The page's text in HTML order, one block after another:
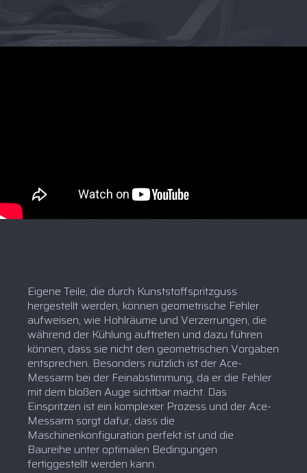
Eigene Teile, die durch Kunststoffspritzguss
hergestellt werden, können geometrische Fehler
aufweisen, wie Hohlräume und Verzerrungen, die
während der Kühlung auftreten und dazu führen
können, dass sie nicht den geometrischen Vorgaben
entsprechen. Besonders nützlich ist der Ace-
Messarm bei der Feinabstimmung, da er die Fehler
mit dem bloßen Auge sichtbar macht. Das
Einspritzen ist ein komplexer Prozess und der Ace-
Messarm sorgt dafür, dass die
Maschinenkonfiguration perfekt ist und die
Baureihe unter optimalen Bedingungen
fertiggestellt werden kann.